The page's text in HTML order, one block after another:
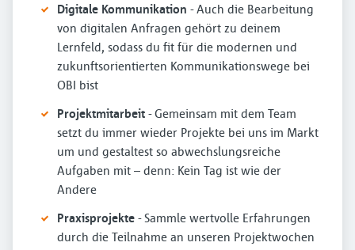
Digitale Kommunikation - Auch die Bearbeitung
von digitalen Anfragen gehört zu deinem
Lernfeld, sodass du fit für die modernen und
zukunftsorientierten Kommunikationswege bei
OBI bist
Projektmitarbeit - Gemeinsam mit dem Team
setzt du immer wieder Projekte bei uns im Markt
um und gestaltest so abwechslungsreiche
Aufgaben mit – denn: Kein Tag ist wie der
Andere
Praxisprojekte - Sammle wertvolle Erfahrungen
durch die Teilnahme an unseren Projektwochen